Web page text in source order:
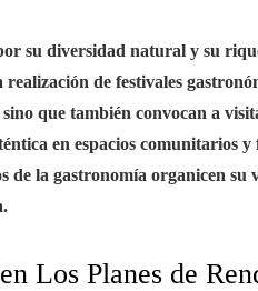
su diversidad natural y su
de festivales
que también convocan a
en espacios comunitarios
de la gastronomía organicen su
Los Planes de